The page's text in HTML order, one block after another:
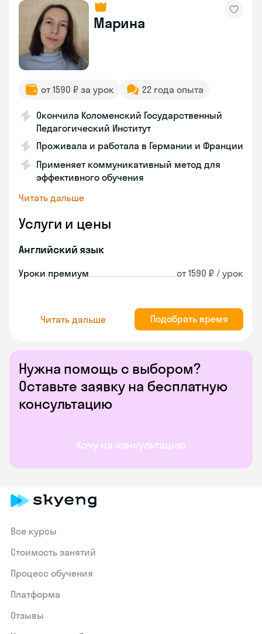
Нужна помощь с выбором?
Оставьте заявку на бесплатную
консультацию
Хочу на консультацию
Марина
от 1590 ₽ за урок 22 года опыта
Окончила Коломенский Государственный
Педагогический Институт
Проживала и работала в Германии и Франции
Применяет коммуникативный метод для
эффективного обучения
Читать дальше
Услуги и цены
Английский язык
Уроки премиум от 1590 ₽ / урок
Читать дальше Подобрать время
Все курсы
Стоимость занятий
Процесс обучения
Платформа
Отзывы